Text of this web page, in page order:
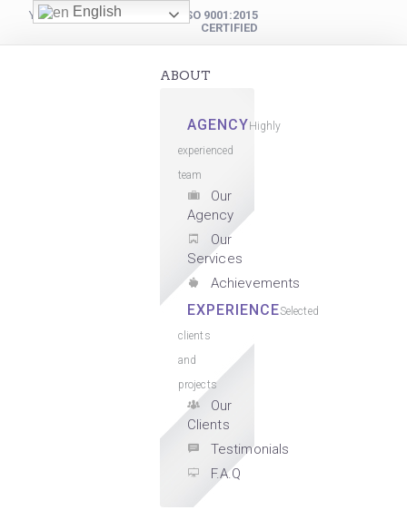
YOUR DIGITAL PARTNER
ISO 9001:2015
CERTIFIED
ABOUT
AGENCY Highly
experienced
team
Our
Agency
Our
Services
Achievements
EXPERIENCESelected
clients
and
projects
Our
Clients
Testimonials
F.A.Q
English